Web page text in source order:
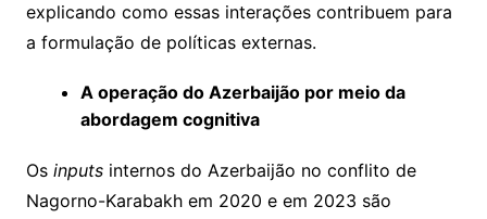
explicando como essas interações contribuem para
a formulação de políticas externas.
A operação do Azerbaijão por meio da
abordagem cognitiva
Os inputsinternos do Azerbaijão no conflito de
Nagorno-Karabakh em 2020 e em 2023 são